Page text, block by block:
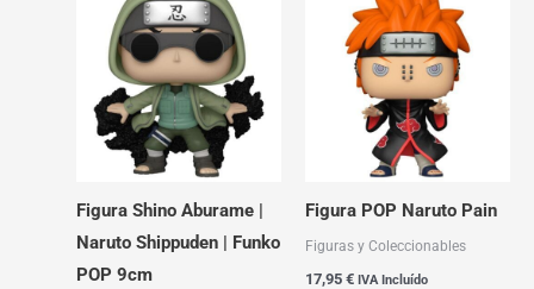
Figura Shino Aburame |
Naruto Shippuden | Funko
POP 9cm
Figura POP Naruto Pain
Figuras y Coleccionables
17,95 € IVA Incluído